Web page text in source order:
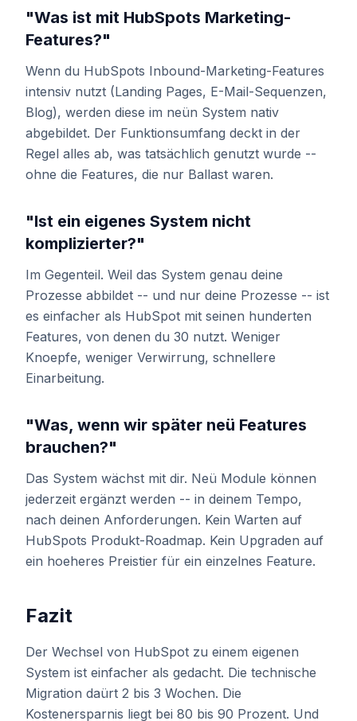
"Was ist mit HubSpots Marketing-
Features?"
Wenn du HubSpots Inbound-Marketing-Features
intensiv nutzt (Landing Pages, E-Mail-Sequenzen,
Blog), werden diese im neün System nativ
abgebildet. Der Funktionsumfang deckt in der
Regel alles ab, was tatsächlich genutzt wurde --
ohne die Features, die nur Ballast waren.
"Ist ein eigenes System nicht
komplizierter?"
Im Gegenteil. Weil das System genau deine
Prozesse abbildet -- und nur deine Prozesse -- ist
es einfacher als HubSpot mit seinen hunderten
Features, von denen du 30 nutzt. Weniger
Knoepfe, weniger Verwirrung, schnellere
Einarbeitung.
"Was, wenn wir später neü Features
brauchen?"
Das System wächst mit dir. Neü Module können
jederzeit ergänzt werden -- in deinem Tempo,
nach deinen Anforderungen. Kein Warten auf
HubSpots Produkt-Roadmap. Kein Upgraden auf
ein hoeheres Preistier für ein einzelnes Feature.
Fazit
Der Wechsel von HubSpot zu einem eigenen
System ist einfacher als gedacht. Die technische
Migration daürt 2 bis 3 Wochen. Die
Kostenersparnis liegt bei 80 bis 90 Prozent. Und